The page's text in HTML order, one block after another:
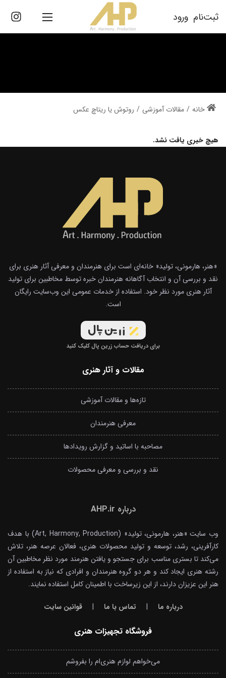
ثبت‌نام ورود
/ مقالات آموزشی / روتوش یا ریتاچ عکس
هیچ خبری یافت نشد.
«هنر، هارمونی، تولید« خانه‌ای است برای هنرمندان و معرفی آثار هنری برای
نقد و بررسی آن و انتخاب آگاهانه هنرمندان خبره توسط مخاطبین برای تولید
آثار هنری مورد نظر خود. استفاده از خدمات عمومی این وب‌سایت رایگان
است.
برای دریافت حساب زرین پال کلیک کنید
مقالات و آثار هنری
تازه‌ها و مقالات آموزشی
معرفی هنرمندان
مصاحبه با اساتید و گزارش رویدادها
نقد و بررسی و معرفی محصولات
درباره AHP.ir
وب سایت «هنر، هارمونی، تولید» (Art, Harmony, Production) با هدف
کارآفرینی، رشد، توسعه و تولید محصولات هنری، فعالان عرصه هنر، تلاش
می‌کند تا بستری مناسب برای جستجو و یافتن هنرمند مورد نظر مخاطبین آن
رشته هنری ایجاد کند و هر دو گروه هنرمندان و افرادی که نیاز به استفاده از
هنر این عزیزان دارند، از این زیرساخت با اطمینان کامل استفاده نمایند.
درباره ما | تماس با ما |قوانین سایت
فروشگاه تجهیزات هنری
می‌خواهم لوازم هنری‌ام را بفروشم